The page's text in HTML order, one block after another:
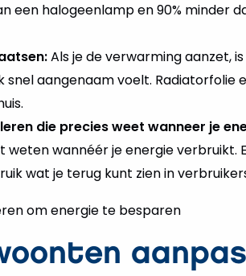
een halogeenlamp en 90% minder
Als je de verwarming aanzet,
snel aangenaam voelt. Radiatorfolie
die precies weet wanneer je
weten wannéér je energie verbruikt.
wat je terug kunt zien in